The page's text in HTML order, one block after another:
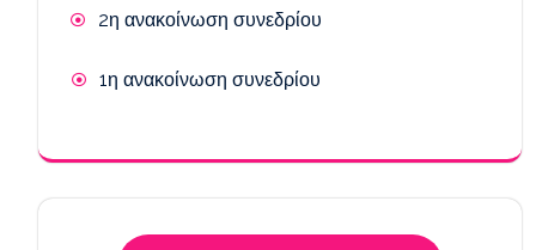
2η ανακοίνωση συνεδρίου
1η ανακοίνωση συνεδρίου